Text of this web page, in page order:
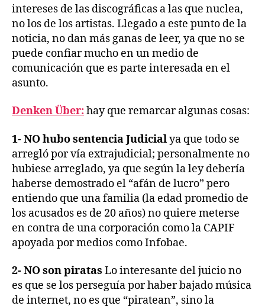
intereses de las discográficas a las que nuclea,
no los de los artistas. Llegado a este punto de la
noticia, no dan más ganas de leer, ya que no se
puede confiar mucho en un medio de
comunicación que es parte interesada en el
asunto.
Denken Über:hay que remarcar algunas cosas:
1- NO hubo sentencia Judicialya que todo se
arregló por vía extrajudicial; personalmente no
hubiese arreglado, ya que según la ley debería
haberse demostrado el “afán de lucro” pero
entiendo que una familia (la edad promedio de
los acusados es de 20 años) no quiere meterse
en contra de una corporación como la CAPIF
apoyada por medios como Infobae.
2- NO son piratas Lo interesante del juicio no
es que se los perseguía por haber bajado música
de internet, no es que “piratean”, sino la